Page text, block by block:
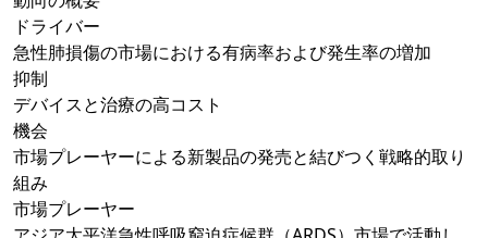
ドライバー
急性肺損傷の市場における有病率および発生率の増加
抑制
デバイスと治療の高コスト
機会
市場プレーヤーによる新製品の発売と結びつく戦略的取り
組み
市場プレーヤー